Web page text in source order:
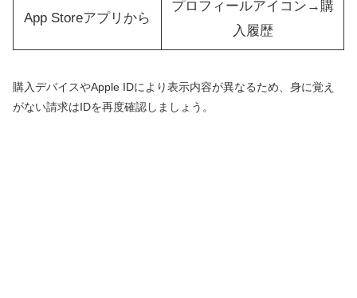
App Storeアプリから
プロフィールアイコン→購
入履歴
購入デバイスやApple IDにより表示内容が異なるため、身に覚え
がない請求はIDを再度確認しましょう。